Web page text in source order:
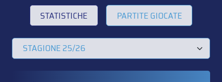
STATISTICHE PARTITE GIOCATE